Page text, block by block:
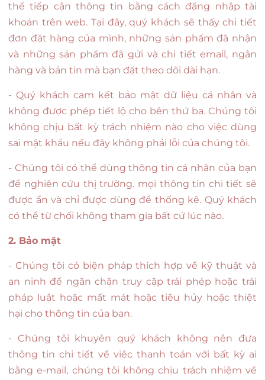
thể tiếp cận thông tin bằng cách đăng nhập tài
khoản trên web. Tại đây, quý khách sẽ thấy chi tiết
đơn đặt hàng của mình, những sản phẩm đã nhận
và những sản phẩm đã gửi và chi tiết email, ngân
hàng và bản tin mà bạn đặt theo dõi dài hạn.
- Quý khách cam kết bảo mật dữ liệu cá nhân và
không được phép tiết lộ cho bên thứ ba. Chúng tôi
không chịu bất kỳ trách nhiệm nào cho việc dùng
sai mật khẩu nếu đây không phải lỗi của chúng tôi.
- Chúng tôi có thể dùng thông tin cá nhân của bạn
để nghiên cứu thị trường. mọi thông tin chi tiết sẽ
được ẩn và chỉ được dùng để thống kê. Quý khách
có thể từ chối không tham gia bất cứ lúc nào.
2. Bảo mật
- Chúng tôi có biện pháp thích hợp về kỹ thuật và
an ninh để ngăn chặn truy cập trái phép hoặc trái
pháp luật hoặc mất mát hoặc tiêu hủy hoặc thiệt
hại cho thông tin của bạn.
- Chúng tôi khuyên quý khách không nên đưa
thông tin chi tiết về việc thanh toán với bất kỳ ai
bằng e-mail, chúng tôi không chịu trách nhiệm về